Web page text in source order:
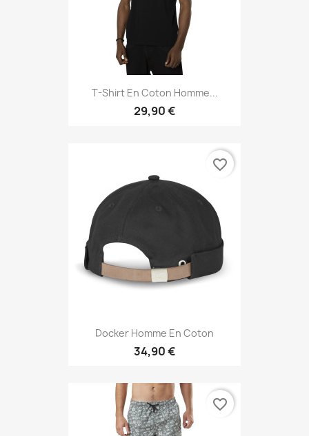
T-Shirt En Coton Homme...
29,90 €
Docker Homme En Coton
34,90 €
favorite_border
favorite_border